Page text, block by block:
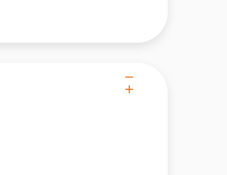
podczas korzystania
w zamierzony